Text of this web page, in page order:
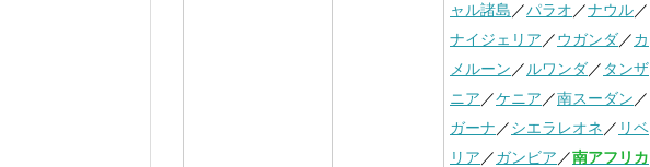
ャル諸島 ／パラオ ／ナウル／
ナイジェリア ／ウガンダ／カ
メルーン ／ ルワンダ／ タンザ
ニア ／ケニア ／南スーダン ／
ガーナ ／シエラレオネ ／ リベ
リア ／ガンビア ／南アフリカ